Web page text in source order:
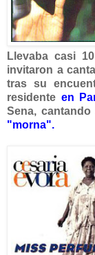
Llevaba casi
invitaron a
tras su
residente en
Sena,
"morna".